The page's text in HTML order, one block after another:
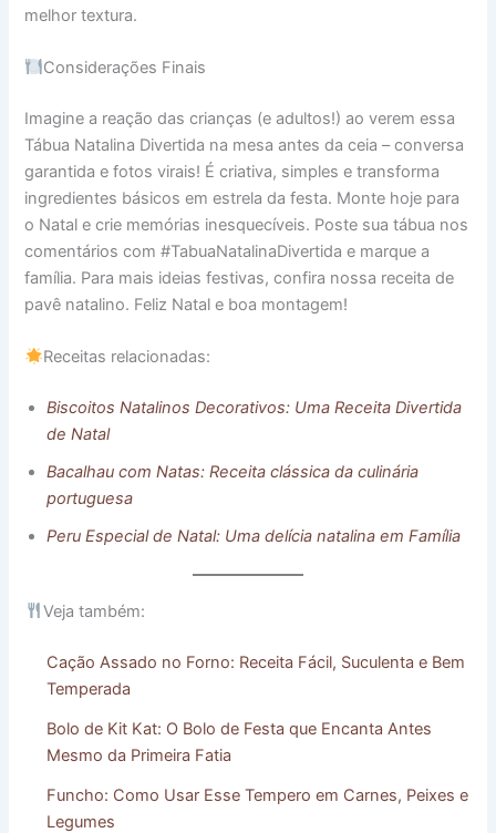
melhor textura.
Considerações Finais
Imagine a reação das crianças (e adultos!) ao verem essa
Tábua Natalina Divertida na mesa antes da ceia – conversa
garantida e fotos virais! É criativa, simples e transforma
ingredientes básicos em estrela da festa. Monte hoje para
o Natal e crie memórias inesquecíveis. Poste sua tábua nos
comentários com #TabuaNatalinaDivertida e marque a
família. Para mais ideias festivas, confira nossa receita de
pavê natalino. Feliz Natal e boa montagem!
Receitas relacionadas:
Biscoitos Natalinos Decorativos: Uma Receita Divertida
de Natal
Bacalhau com Natas: Receita clássica da culinária
portuguesa
Peru Especial de Natal: Uma delícia natalina em Família
Veja também:
Cação Assado no Forno: Receita Fácil, Suculenta e Bem
Temperada
Bolo de Kit Kat: O Bolo de Festa que Encanta Antes
Mesmo da Primeira Fatia
Funcho: Como Usar Esse Tempero em Carnes, Peixes e
Legumes